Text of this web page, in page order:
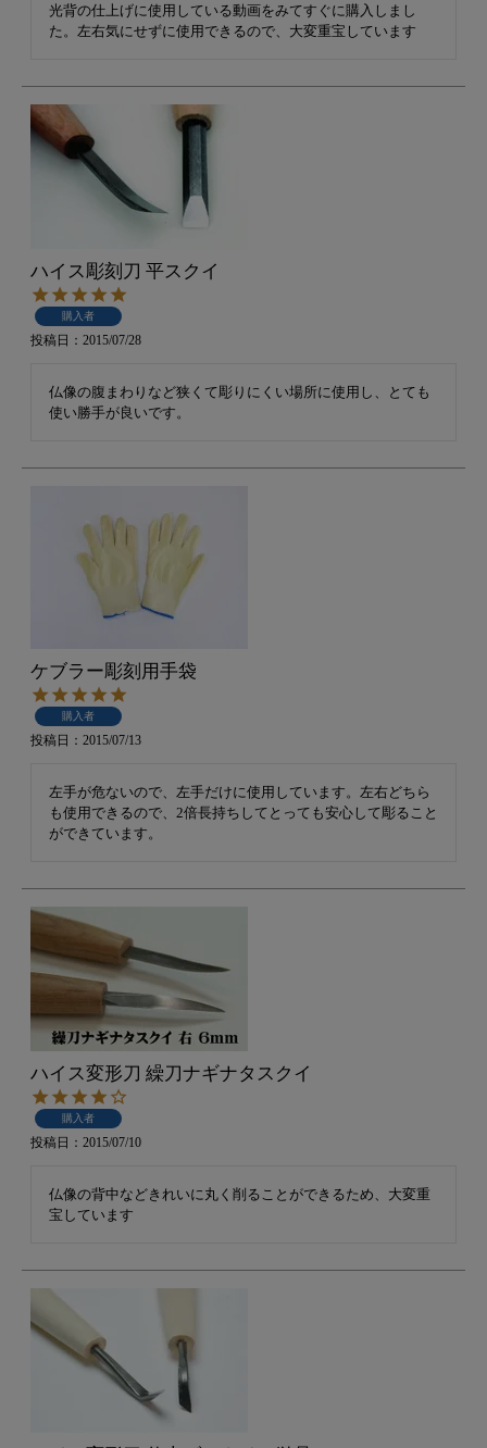
光背の仕上げに使用している動画をみてすぐに購入しまし
た。左右気にせずに使用できるので、大変重宝しています
ハイス彫刻刀 平スクイ
購入者
投稿日 2015/07/28
仏像の腹まわりなど狭くて彫りにくい場所に使用し、とても
使い勝手が良いです。
ケブラー彫刻用手袋
購入者
投稿日 2015/07/13
左手が危ないので、左手だけに使用しています。左右どちら
も使用できるので、2倍長持ちしてとっても安心して彫ること
ができています。
ハイス変形刀 繰刀ナギナタスクイ
購入者
投稿日 2015/07/10
仏像の背中などきれいに丸く削ることができるため、大変重
宝しています